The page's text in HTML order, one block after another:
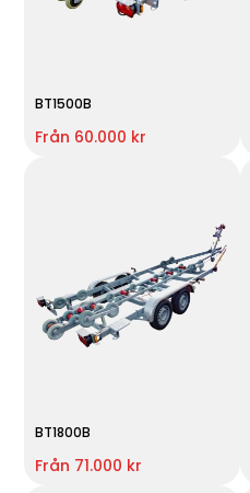
BT1500B
Från 60.000 kr
BT1800B
Från 71.000 kr